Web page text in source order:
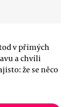
v přímých
a chvíli
že se něco